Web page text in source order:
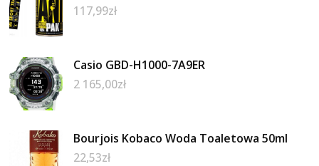
117,99zł
Casio GBD-H1000-7A9ER
2 165,00zł
Bourjois Kobaco Woda Toaletowa 50ml
22,53zł